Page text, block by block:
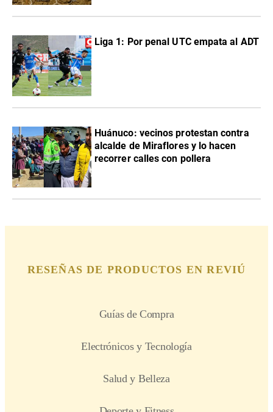
Liga 1: Por penal UTC empata al ADT
Huánuco: vecinos protestan contra
alcalde de Miraflores y lo hacen
recorrer calles con pollera